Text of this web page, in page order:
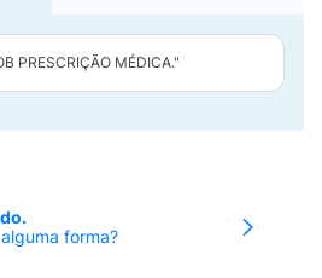
PRESCRIÇÃO MÉDICA."
forma?